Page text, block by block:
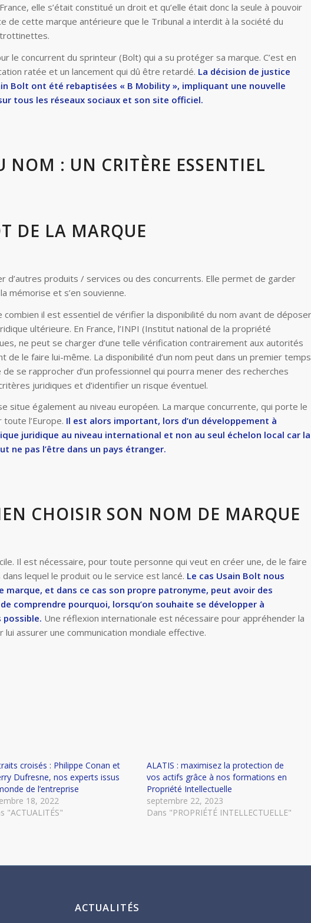
elle s’était constitué un droit et qu’elle était donc la seule à pouvoir
de cette marque antérieure que le Tribunal a interdit à la société du
trottinettes.
le concurrent du sprinteur (Bolt) qui a su protéger sa marque. C’est en
ratée et un lancement qui dû être retardé. La décision de justice
Bolt ont été rebaptisées « B Mobility », impliquant une nouvelle
tous les réseaux sociaux et son site officiel.
: UN CRITÈRE ESSENTIEL
DE LA MARQUE
d’autres produits / services ou des concurrents. Elle permet de garder
mémorise et s’en souvienne.
il est essentiel de vérifier la disponibilité du nom avant de déposer
ultérieure. En France, l’INPI (Institut national de la propriété
ne peut se charger d’une telle vérification contrairement aux autorités
de le faire lui-même. La disponibilité d’un nom peut dans un premier temps
se rapprocher d’un professionnel qui pourra mener des recherches
juridiques et d’identifier un risque éventuel.
situe également au niveau européen. La marque concurrente, qui porte le
l’Europe. Il est alors important, lors d’un développement à
juridique au niveau international et non au seul échelon local car la
ne pas l’être dans un pays étranger.
CHOISIR SON NOM DE MARQUE
Il est nécessaire, pour toute personne qui veut en créer une, de le faire
lequel le produit ou le service est lancé. Le cas Usain Bolt nous
marque, et dans ce cas son propre patronyme, peut avoir des
comprendre pourquoi, lorsqu’on souhaite se développer à
possible. Une réflexion internationale est nécessaire pour appréhender la
assurer une communication mondiale effective.
croisés : Philippe Conan et
Dufresne, nos experts issus
de l’entreprise
18, 2022
"ACTUALITÉS"
ALATIS : maximisez la protection de
vos actifs grâce à nos formations en
Propriété Intellectuelle
septembre 22, 2023
Dans "PROPRIÉTÉ INTELLECTUELLE"
ACTUALITÉS